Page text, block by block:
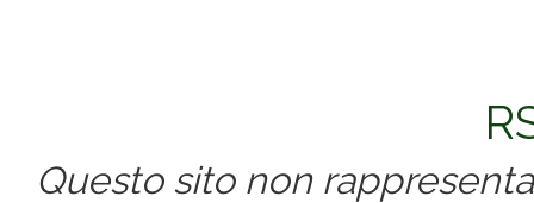
Questo sito non